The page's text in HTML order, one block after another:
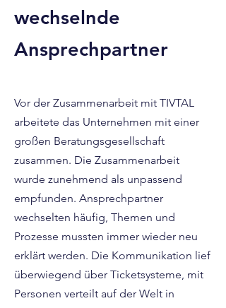
wechselnde
Ansprechpartner
Vor der Zusammenarbeit mit TIVTAL
arbeitete das Unternehmen mit einer
großen Beratungsgesellschaft
zusammen. Die Zusammenarbeit
wurde zunehmend als unpassend
empfunden. Ansprechpartner
wechselten häufig, Themen und
Prozesse mussten immer wieder neu
erklärt werden. Die Kommunikation lief
überwiegend über Ticketsysteme, mit
Personen verteilt auf der Welt in